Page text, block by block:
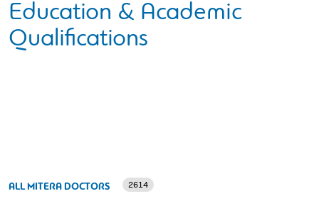
Education & Academic
Qualifications
ALL MITERA DOCTORS 2614